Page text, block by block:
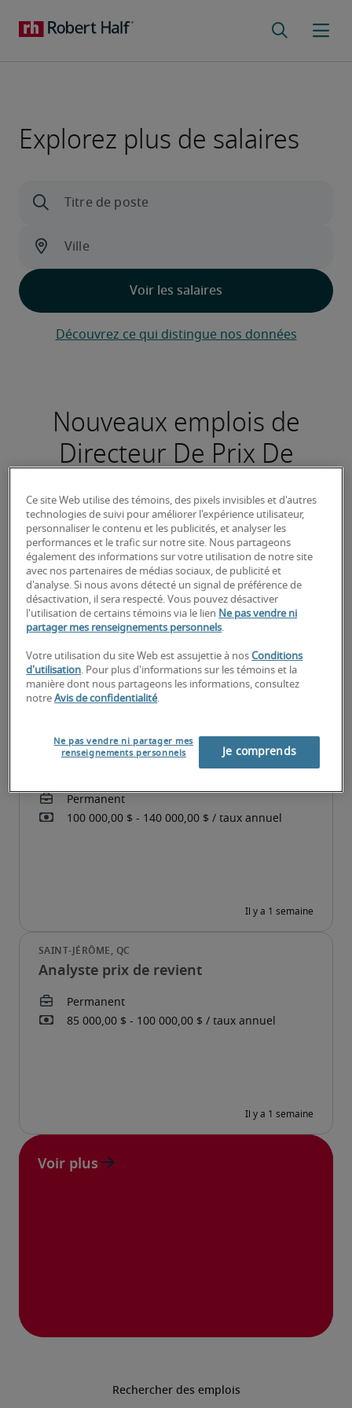
Explorez plus de salaires
Découvrez ce qui distingue nos données
Nouveaux emplois de
Directeur De Prix De
Revient
Rechercher des emplois
Conseiller principal – Prix de revient et
performance
Analyste prix de revient
Voir plus
Ce site Web utilise des témoins, des pixels invisibles et d'autres
technologies de suivi pour améliorer l'expérience utilisateur,
personnaliser le contenu et les publicités, et analyser les
performances et le trafic sur notre site. Nous partageons
également des informations sur votre utilisation de notre site
avec nos partenaires de médias sociaux, de publicité et
d'analyse. Si nous avons détecté un signal de préférence de
désactivation, il sera respecté. Vous pouvez désactiver
l'utilisation de certains témoins via le lien Ne pas vendre ni
partager mes renseignements personnels.
Votre utilisation du site Web est assujettie à nosConditions
d'utilisation. Pour plus d'informations sur les témoins et la
manière dont nous partageons les informations, consultez
notreAvis de confidentialité.
Ne pas vendre ni partager mes
renseignements personnels
Je comprends